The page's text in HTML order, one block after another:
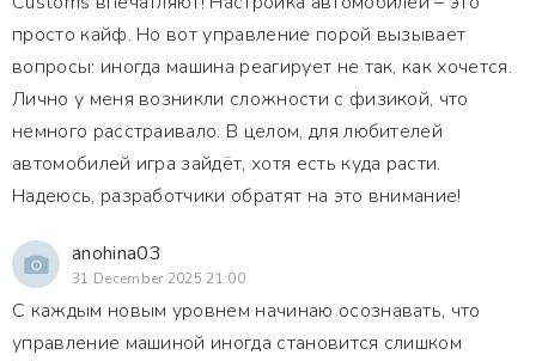
просто кайф. Но вот управление порой вызывает
вопросы: иногда машина реагирует не так, как хочется.
Лично у меня возникли сложности с физикой, что
немного расстраивало. В целом, для любителей
автомобилей игра зайдёт, хотя есть куда расти.
Надеюсь, разработчики обратят на это внимание!
anohina03
31 December 2025 21:00
С каждым новым уровнем начинаю осознавать, что
управление машиной иногда становится слишком